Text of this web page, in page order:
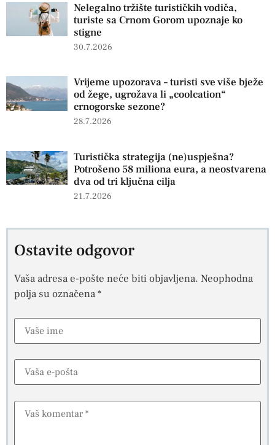
Nelegalno tržište turističkih vodiča,
turiste sa Crnom Gorom upoznaje ko
stigne
30.7.2026
Vrijeme upozorava – turisti sve više bježe
od žege, ugrožava li „coolcation“
crnogorske sezone?
28.7.2026
Turistička strategija (ne)uspješna?
Potrošeno 58 miliona eura, a neostvarena
dva od tri ključna cilja
21.7.2026
Ostavite odgovor
Vaša adresa e-pošte neće biti objavljena. Neophodna
polja su označena*